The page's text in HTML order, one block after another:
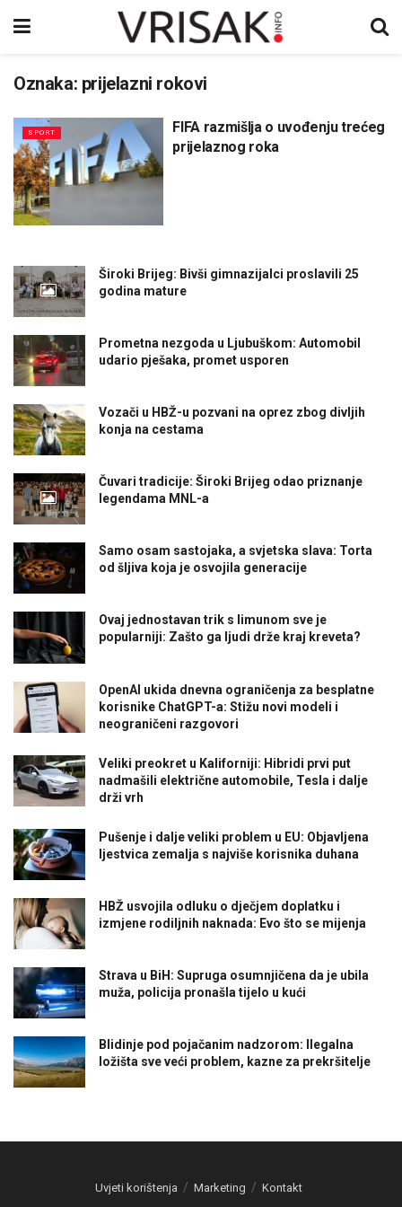
Oznaka: prijelazni rokovi
SPORT
FIFA razmišlja o uvođenju trećeg
prijelaznog roka
Široki Brijeg: Bivši gimnazijalci proslavili 25
godina mature
Prometna nezgoda u Ljubuškom: Automobil
udario pješaka, promet usporen
Vozači u HBŽ-u pozvani na oprez zbog divljih
konja na cestama
Čuvari tradicije: Široki Brijeg odao priznanje
legendama MNL-a
Samo osam sastojaka, a svjetska slava: Torta
od šljiva koja je osvojila generacije
Ovaj jednostavan trik s limunom sve je
popularniji: Zašto ga ljudi drže kraj kreveta?
OpenAI ukida dnevna ograničenja za besplatne
korisnike ChatGPT-a: Stižu novi modeli i
neograničeni razgovori
Veliki preokret u Kaliforniji: Hibridi prvi put
nadmašili električne automobile, Tesla i dalje
drži vrh
Pušenje i dalje veliki problem u EU: Objavljena
ljestvica zemalja s najviše korisnika duhana
HBŽ usvojila odluku o dječjem doplatku i
izmjene rodiljnih naknada: Evo što se mijenja
Strava u BiH: Supruga osumnjičena da je ubila
muža, policija pronašla tijelo u kući
Blidinje pod pojačanim nadzorom: Ilegalna
ložišta sve veći problem, kazne za prekršitelje
Uvjeti korištenja Marketing Kontakt